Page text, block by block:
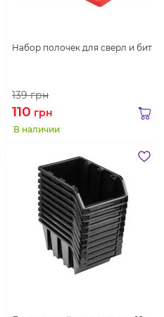
Набор полочек для сверл и бит
139грн
110 грн
В наличии